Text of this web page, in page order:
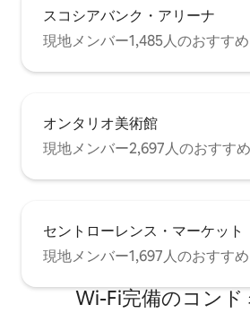
スコシアバンク・アリーナ
現地メンバー1,485人のおすすめ
オンタリオ美術館
現地メンバー2,697人のおすすめ
セントローレンス・マーケット
現地メンバー1,697人のおすすめ
Wi-Fi完備のコンド